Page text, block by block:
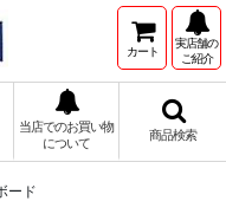
カート
実店舗の
ご紹介
当店でのお買い物
について
商品検索
ード